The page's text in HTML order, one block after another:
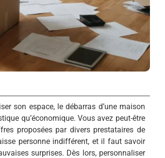
son espace, le débarras d’une maison
qu’économique. Vous avez peut-être
proposées par divers prestataires de
personne indifférent, et il faut savoir
surprises. Dès lors, personnaliser